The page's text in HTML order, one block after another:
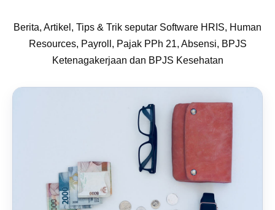
TOOLS
Berita, Artikel, Tips & Trik seputar Software HRIS, Human
Resources, Payroll, Pajak PPh 21, Absensi, BPJS
Ketenagakerjaan dan BPJS Kesehatan